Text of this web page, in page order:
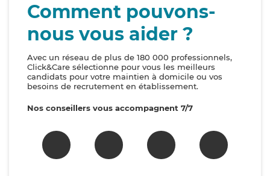
Comment pouvons-
nous vous aider ?
Avec un réseau de plus de 180 000 professionnels,
Click&Care sélectionne pour vous les meilleurs
candidats pour votre maintien à domicile ou vos
besoins de recrutement en établissement.
Nos conseillers vous accompagnent 7/7